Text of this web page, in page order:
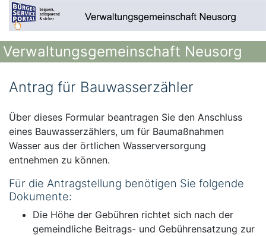
Verwaltungsgemeinschaft Neusorg
Antrag für Bauwasserzähler
Über dieses Formular beantragen Sie den Anschluss
eines Bauwasserzählers, um für Baumaßnahmen
Wasser aus der örtlichen Wasserversorgung
entnehmen zu können.
Für die Antragstellung benötigen Sie folgende
Dokumente:
Die Höhe der Gebühren richtet sich nach der
gemeindliche Beitrags- und Gebührensatzung zur